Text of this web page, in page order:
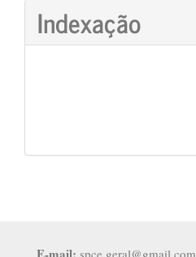
Indexação